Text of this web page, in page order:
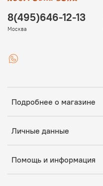
Подробнее о магазине
Личные данные
Помощь и информация
8(495)646-12-13
Москва